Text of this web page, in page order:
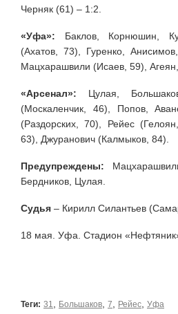
Черняк (61) – 1:2.
«Уфа»: Баклов, Корнюшин,
(Ахатов, 73), Гуренко,
Мацхарашвили (Исаев, 59),
«Арсенал»: Цулая,
(Москаленчик, 46), Попов,
(Раздорских, 70), Рейес
63), Джуранович (Калмыков, 84).
Предупреждены:
Бердников, Цулая.
Судья – Кирилл Силантьев
18 мая. Уфа. Стадион
Теги: 31 Большаков 7 Рейес Уфа